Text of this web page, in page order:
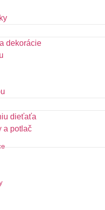
dekorácie
dieťaťa
a potlač